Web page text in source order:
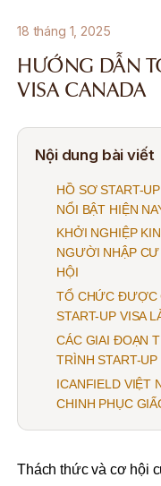
18 tháng 1, 2025
HƯỚNG DẪN
VISA CANADA
Nội dung bài viết
HỒ SƠ START-
NỔI BẬT HIỆN
KHỞI NGHIỆP
NGƯỜI NHẬP
HỘI
TỔ CHỨC ĐƯỢC
START-UP VISA
CÁC GIAI ĐOẠN
TRÌNH START-UP
ICANFIELD VIỆT
CHINH PHỤC
Thách thức và cơ hội